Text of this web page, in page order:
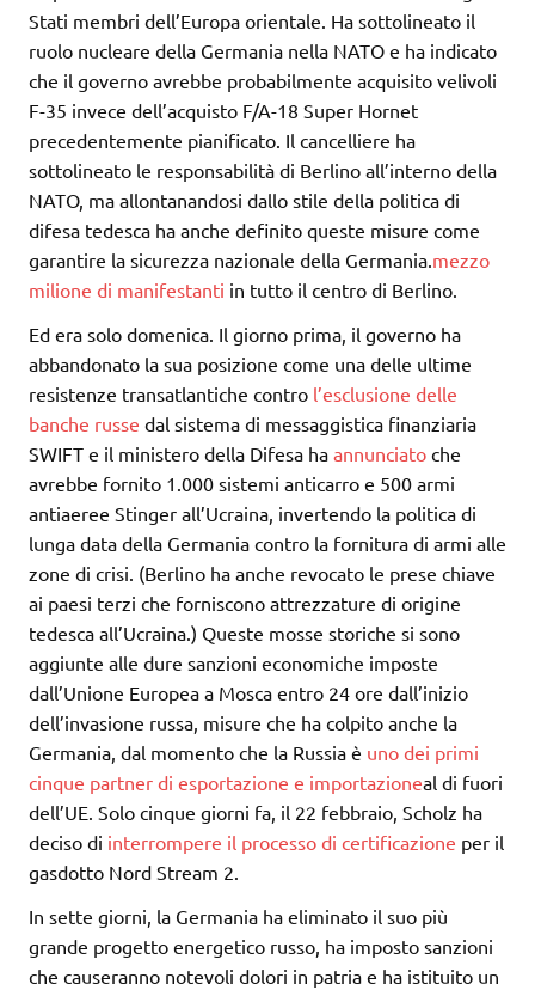
Stati membri dell’Europa orientale. Ha sottolineato il
ruolo nucleare della Germania nella NATO e ha indicato
che il governo avrebbe probabilmente acquisito velivoli
F-35 invece dell’acquisto F/A-18 Super Hornet
precedentemente pianificato. Il cancelliere ha
sottolineato le responsabilità di Berlino all’interno della
NATO, ma allontanandosi dallo stile della politica di
difesa tedesca ha anche definito queste misure come
garantire la sicurezza nazionale della Germania.mezzo
milione di manifestanti in tutto il centro di Berlino.
Ed era solo domenica. Il giorno prima, il governo ha
abbandonato la sua posizione come una delle ultime
resistenze transatlantiche contro l’esclusione delle
banche russe dal sistema di messaggistica finanziaria
SWIFT e il ministero della Difesa ha annunciato che
avrebbe fornito 1.000 sistemi anticarro e 500 armi
antiaeree Stinger all’Ucraina, invertendo la politica di
lunga data della Germania contro la fornitura di armi alle
zone di crisi. (Berlino ha anche revocato le prese chiave
ai paesi terzi che forniscono attrezzature di origine
tedesca all’Ucraina.) Queste mosse storiche si sono
aggiunte alle dure sanzioni economiche imposte
dall’Unione Europea a Mosca entro 24 ore dall’inizio
dell’invasione russa, misure che ha colpito anche la
Germania, dal momento che la Russia è uno dei primi
cinque partner di esportazione e importazioneal di fuori
dell’UE. Solo cinque giorni fa, il 22 febbraio, Scholz ha
deciso di interrompere il processo di certificazione per il
gasdotto Nord Stream 2.
In sette giorni, la Germania ha eliminato il suo più
grande progetto energetico russo, ha imposto sanzioni
che causeranno notevoli dolori in patria e ha istituito un